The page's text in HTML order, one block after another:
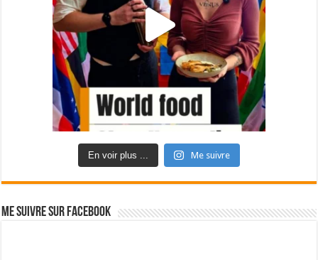
En voir plus ... Me suivre
Me suivre sur Facebook